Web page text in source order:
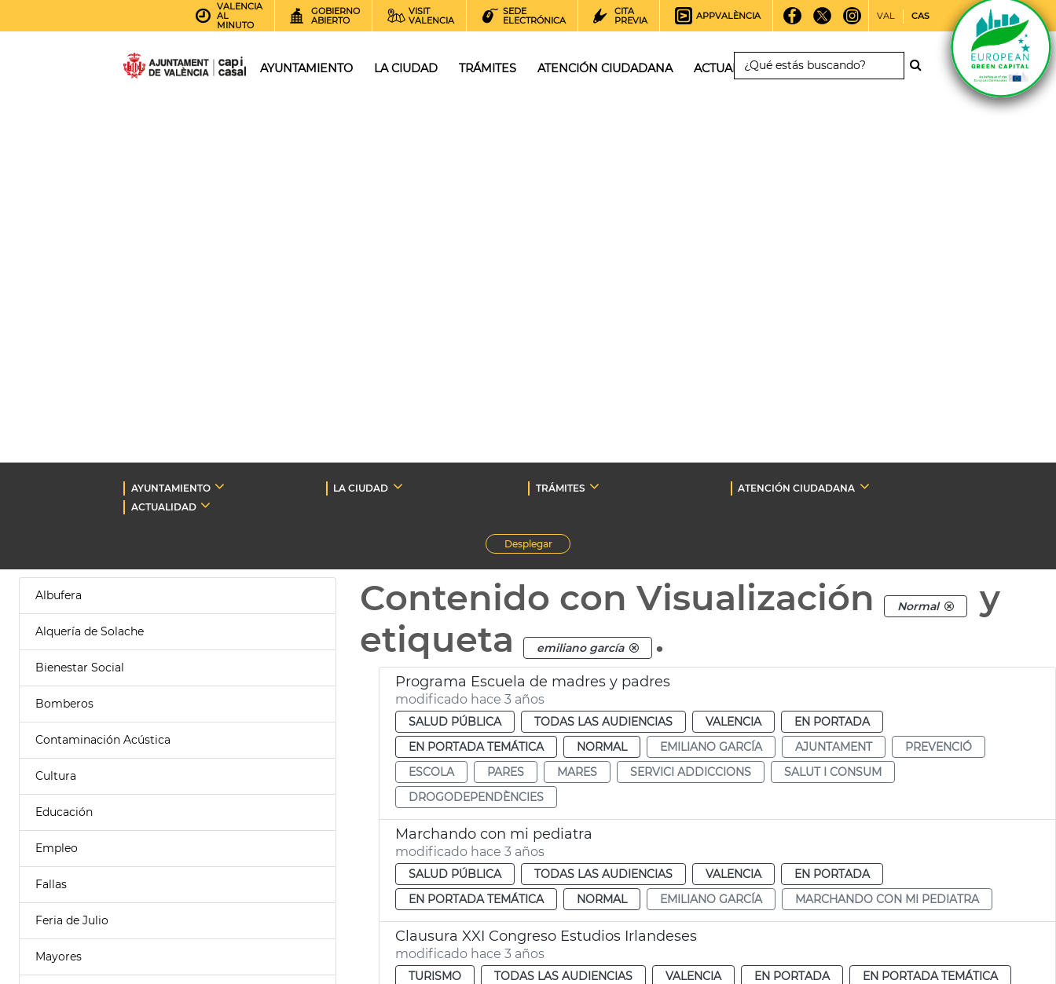
VALENCIA
AL
MINUTO
GOBIERNO
ABIERTO
VISIT
VALENCIA
SEDE
ELECTRÓNICA
CITA
PREVIA
APPVALÈNCIA VAL CAS
AYUNTAMIENTO LA CIUDAD TRÁMITES ATENCIÓN CIUDADANA ACTUALIDAD
AYUNTAMIENTO LA CIUDAD TRÁMITES
ATENCIÓN CIUDADANA
ACTUALIDAD
Desplegar
Albufera
Alquería de Solache
Bienestar Social
Bomberos
Contaminación Acústica
Cultura
Educación
Empleo
Fallas
Feria de Julio
Mayores
Contenido con Visualización Normal
y
etiqueta
emiliano garcía .
Programa Escuela de madres y padres
modificado hace 3 años
SALUD PÚBLICA TODAS LAS AUDIENCIAS VALENCIA
EN PORTADA
EN PORTADA TEMÁTICA
NORMAL EMILIANO GARCÍA AJUNTAMENT
PREVENCIÓ
ESCOLA
PARES MARES SERVICI ADDICCIONS
SALUT I CONSUM
DROGODEPENDÈNCIES
Marchando con mi pediatra
modificado hace 3 años
SALUD PÚBLICA TODAS LAS AUDIENCIAS VALENCIA
EN PORTADA
EN PORTADA TEMÁTICA
NORMAL EMILIANO GARCÍA MARCHANDO CON MI PEDIATRA
Clausura XXI Congreso Estudios Irlandeses
modificado hace 3 años
TURISMO TODAS LAS AUDIENCIAS VALENCIA EN PORTADA
EN PORTADA TEMÁTICA